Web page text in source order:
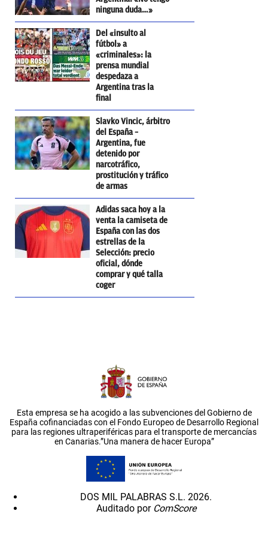
ninguna duda…»
Del «insulto al
fútbol» a
«criminales»: la
prensa mundial
despedaza a
Argentina tras la
final
Slavko Vincic, árbitro
del España –
Argentina, fue
detenido por
narcotráfico,
prostitución y tráfico
de armas
Adidas saca hoy a la
venta la camiseta de
España con las dos
estrellas de la
Selección: precio
oficial, dónde
comprar y qué talla
coger
Esta empresa se ha acogido a las subvenciones del Gobierno de
España cofinanciadas con el Fondo Europeo de Desarrollo Regional
para las regiones ultraperiféricas para el transporte de mercancías
en Canarias.”Una manera de hacer Europa”
DOS MIL PALABRAS S.L. 2026.
Auditado por ComScore